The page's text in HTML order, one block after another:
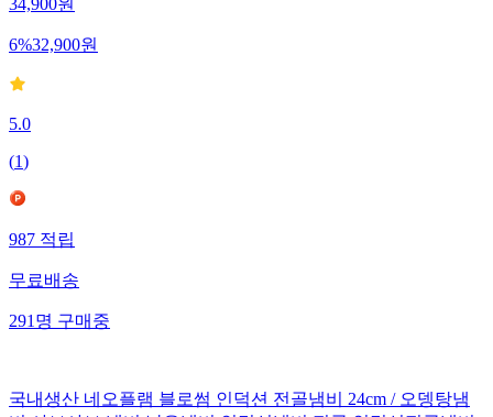
34,900원
6%32,900원
5.0
(1)
987적립
무료배송
291명구매중
국내생산 네오플램 블로썸 인덕션 전골냄비 24cm / 오뎅탕냄